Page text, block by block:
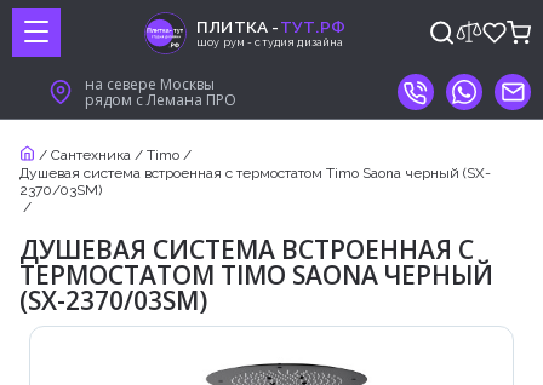
ПЛИТКА -ТУТ.РФ
шоу рум - студия дизайна
на севере Москвы
рядом с Лемана ПРО
/ Сантехника / Timo /
Душевая система встроенная с термостатом Timo Saona черный (SX-
2370/03SM)
/
ДУШЕВАЯ СИСТЕМА ВСТРОЕННАЯ С
ТЕРМОСТАТОМ TIMO SAONA ЧЕРНЫЙ
(SX-2370/03SM)